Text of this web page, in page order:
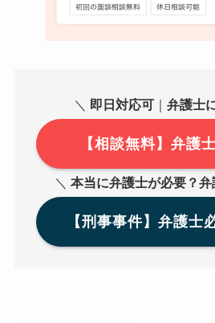
＼ 即日対応可 ｜ 弁護士
【相談無料】弁護
＼ 本当に弁護士が必要？
【刑事事件】弁護士